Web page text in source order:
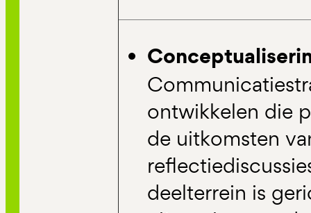
ontwikkelen die
de uitkomsten
deelterrein is